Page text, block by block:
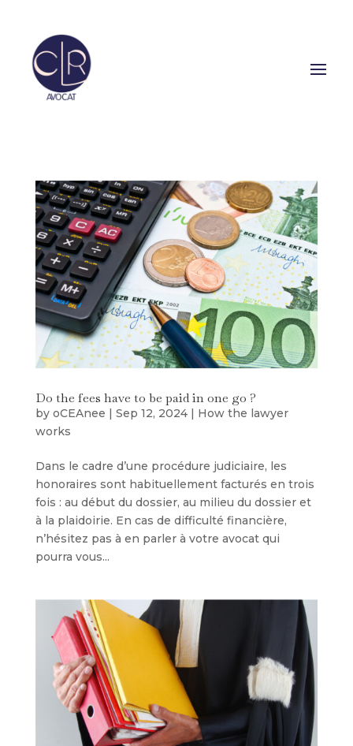
Do the fees have to be paid in one go ?
by oCEAnee | Sep 12, 2024| How the lawyer
works
Dans le cadre d’une procédure judiciaire, les
honoraires sont habituellement facturés en trois
fois : au début du dossier, au milieu du dossier et
à la plaidoirie. En cas de difficulté financière,
n’hésitez pas à en parler à votre avocat qui
pourra vous...